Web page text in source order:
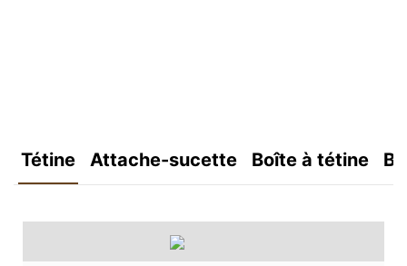
Tétine Attache-sucette Boîte à tétine